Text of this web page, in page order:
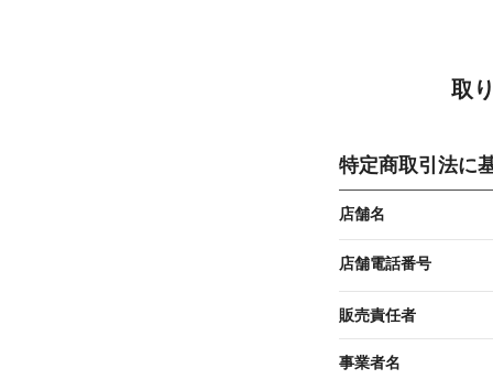
取
特定商取引法に
店舗名
店舗電話番号
販売責任者
事業者名